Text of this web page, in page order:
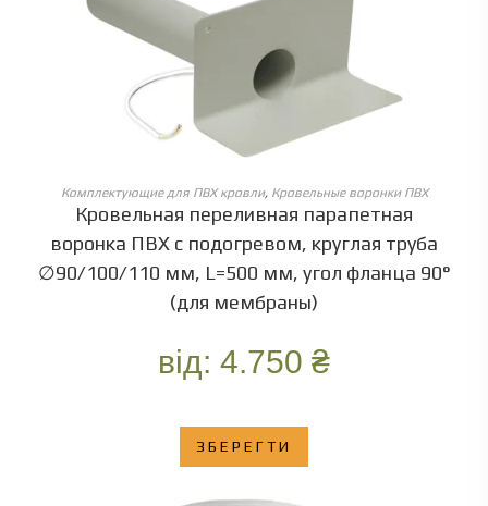
ОБЕРІТЬ ОПЦІЇ
Комплектующие для ПВХ кровли, Кровельные воронки ПВХ
Кровельная переливная парапетная
воронка ПВХ с подогревом, круглая труба
∅90/100/110 мм, L=500 мм, угол фланца 90°
(для мембраны)
від: 4.750 ₴
ЗБЕРЕГТИ